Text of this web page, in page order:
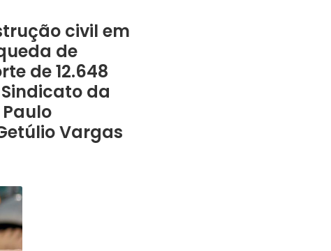
civil em
de
de 12.648
da
Vargas